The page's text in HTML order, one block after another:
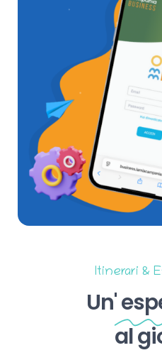
Itinerari &
Un'
al